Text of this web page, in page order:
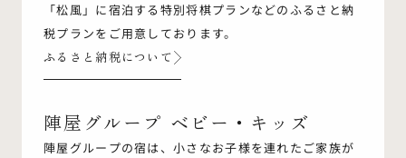
「松風」に宿泊する特別将棋プランなどのふるさと納
税プランをご用意しております。
ふるさと納税について
陣屋グループ ベビー・キッズ
陣屋グループの宿は、小さなお子様を連れたご家族が